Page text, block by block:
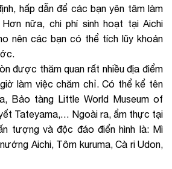
hấp dẫn để các bạn yên tâm làm
nữa, chi phí sinh hoạt tại Aichi
nên các bạn có thể tích lũy khoản
được thăm quan rất nhiều địa điểm
làm việc chăm chỉ. Có thể kể tên
Bảo tàng Little World Museum of
Tateyama,… Ngoài ra, ẩm thực tại
tượng và độc đáo điển hình là: Mì
Aichi, Tôm kuruma, Cà ri Udon,